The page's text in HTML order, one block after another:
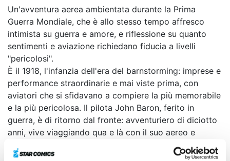
Un'avventura aerea ambientata durante la Prima
Guerra Mondiale, che è allo stesso tempo affresco
intimista su guerra e amore, e riflessione su quanto
sentimenti e aviazione richiedano fiducia a livelli
"pericolosi".
È il 1918, l'infanzia dell'era del barnstorming: imprese e
performance straordinarie e mai viste prima, con
aviatori che si sfidavano a compiere la più memorabile
e la più pericolosa. Il pilota John Baron, ferito in
guerra, è di ritorno dal fronte: avventuriero di diciotto
anni, vive viaggiando qua e là con il suo aereo e
sbalordendo persone che, in vita loro, non hanno mai
visto nemmeno un'automobile. L'incontro con Helen,